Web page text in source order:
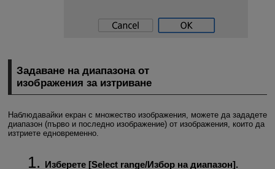
Задаване на диапазона от
изображения за изтриване
Наблюдавайки екран с множество изображения, можете да зададете
диапазон (първо и последно изображение) от изображения, които да
изтриете едновременно.
Изберете [Select range/Избор на диапазон].